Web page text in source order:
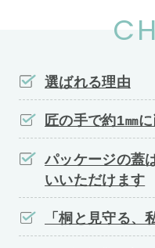
選ばれる理由
匠の手で約1㎜
パッケージの蓋
いいただけます
「桐と見守る、